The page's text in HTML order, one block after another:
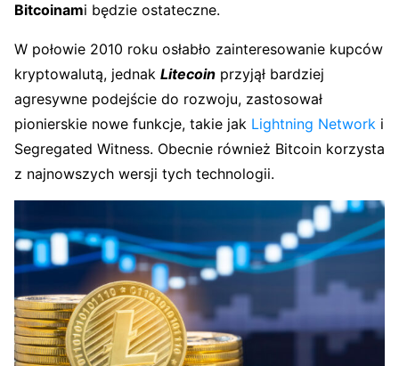
Bitcoinami będzie ostateczne.
W połowie 2010 roku osłabło zainteresowanie kupców
kryptowalutą, jednak Litecoin przyjął bardziej
agresywne podejście do rozwoju, zastosował
pionierskie nowe funkcje, takie jak Lightning Network i
Segregated Witness. Obecnie również Bitcoin korzysta
z najnowszych wersji tych technologii.